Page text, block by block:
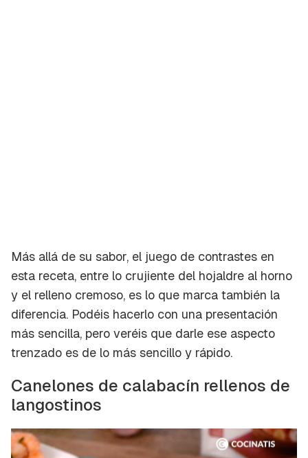
Más allá de su sabor, el juego de contrastes en
esta receta, entre lo crujiente del hojaldre al horno
y el relleno cremoso, es lo que marca también la
diferencia. Podéis hacerlo con una presentación
más sencilla, pero veréis que darle ese aspecto
trenzado es de lo más sencillo y rápido.
Canelones de calabacín rellenos de
langostinos